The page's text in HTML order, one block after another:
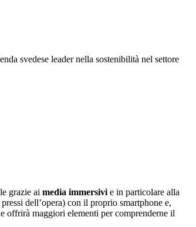
svedese leader nella sostenibilità nel settore
grazie ai media immersivi e in particolare alla
dell’opera) con il proprio smartphone e,
offrirà maggiori elementi per comprenderne il